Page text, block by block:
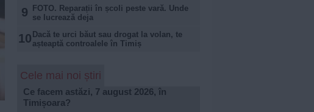
9
FOTO. Reparații în școli peste vară. Unde
se lucrează deja
10 Dacă te urci băut sau drogat la volan, te
așteaptă controalele în Timiș
Cele mai noi știri
Ce facem astăzi, 7 august 2026, în
Timișoara?